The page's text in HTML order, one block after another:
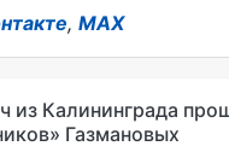
, MAX
из Калининграда
Газмановых